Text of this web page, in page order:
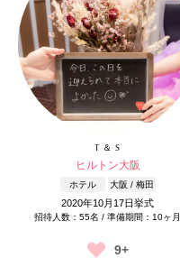
T ＆ S
ヒルトン大阪
ホテル 大阪 / 梅田
2020年10月17日挙式
招待人数：55名 / 準備期間：10ヶ月
9+